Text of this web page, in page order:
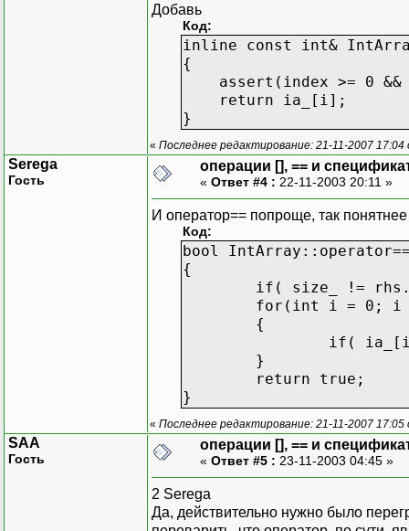
Добавь
Код:
inline const int&
{
assert(index >= 0 &&
return ia_[i];
}
« Последнее редактирование: 21-11-2007 17:04
Serega
Гость
операции [], == и
« Ответ #4 : 22-11-2003 20:11 »
И оператор== попроще, так понятнее
Код:
bool
{
if( size_ !=
for(int i = 0; i
{
if(
}
return true;
}
« Последнее редактирование: 21-11-2007 17:05
SAA
Гость
операции [], == и
« Ответ #5 : 23-11-2003 04:45 »
2 Serega
Да, действительно нужно было